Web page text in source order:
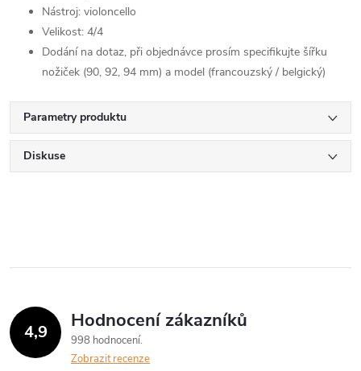
Nástroj: violoncello
Velikost: 4/4
Dodání na dotaz, při objednávce prosím specifikujte šířku
nožiček (90, 92, 94 mm) a model (francouzský / belgický)
Parametry produktu
Diskuse
4,9 Hodnocení zákazníků
998 hodnocení
Zobrazit recenze